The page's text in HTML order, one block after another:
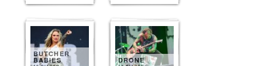
BUTCHER
BABIES DRONE